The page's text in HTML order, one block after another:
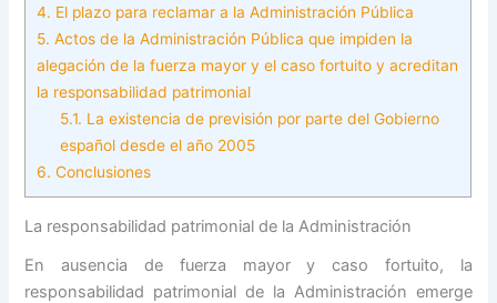
4. El plazo para reclamar a la Administración Pública
5. Actos de la Administración Pública que impiden la
alegación de la fuerza mayor y el caso fortuito y acreditan
la responsabilidad patrimonial
5.1. La existencia de previsión por parte del Gobierno
español desde el año 2005
6. Conclusiones
La responsabilidad patrimonial de la Administración
En ausencia de fuerza mayor y caso fortuito, la
responsabilidad patrimonial de la Administración emerge